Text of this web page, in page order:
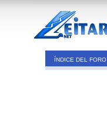
ÍNDICE DEL FORO